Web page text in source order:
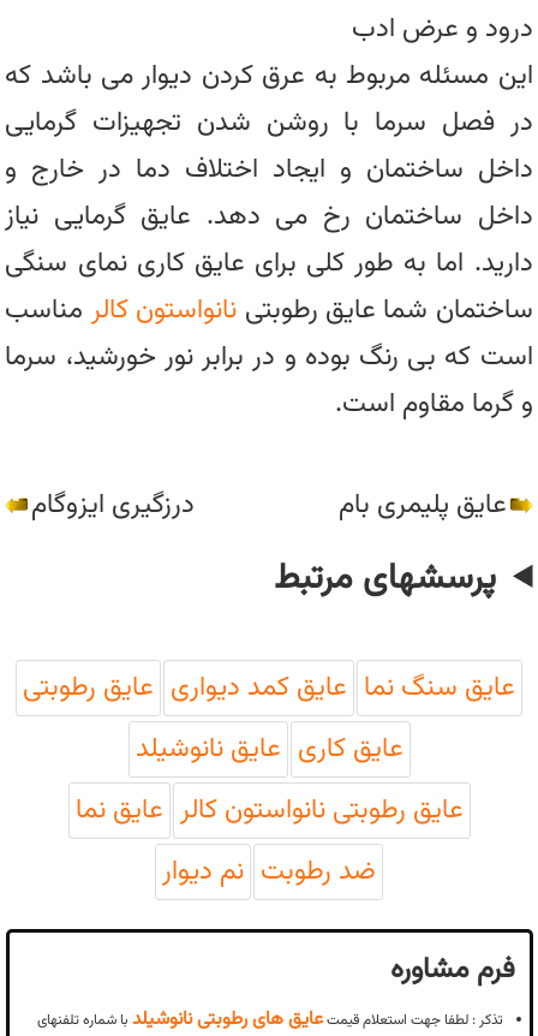
درود و عرض ادب
این مسئله مربوط به عرق کردن دیوار می باشد که
در فصل سرما با روشن شدن تجهیزات گرمایی
داخل ساختمان و ایجاد اختلاف دما در خارج و
داخل ساختمان رخ می دهد. عایق گرمایی نیاز
دارید. اما به طور کلی برای عایق کاری نمای سنگی
ساختمان شما عایق رطوبتی نانواستون کالر مناسب
است که بی رنگ بوده و در برابر نور خورشید، سرما
و گرما مقاوم است.
عایق پلیمری بام درزگیری ایزوگام
پرسشهای مرتبط
عایق سنگ نما عایق کمد دیواری عایق رطوبتی
عایق کاری عایق نانوشیلد
عایق رطوبتی نانواستون کالر عایق نما
ضد رطوبت نم دیوار
فرم مشاوره
تذکر : لطفا جهت استعلام قیمتعایق های رطوبتی نانوشیلد با شماره تلفنهای